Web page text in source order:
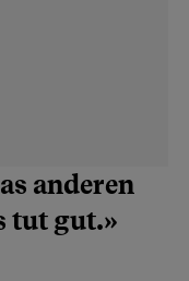
anderen
tut gut.»